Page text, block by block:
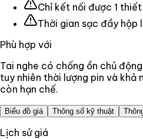
Chỉ kết nối được 1
Thời gian sạc đầy hộp
Phù hợp với
Tai nghe có chống ồn chủ
tuy nhiên thời lượng pin và khả
còn hạn chế.
Biểu đồ giá Thông số kỹ thuật
Lịch sử giá